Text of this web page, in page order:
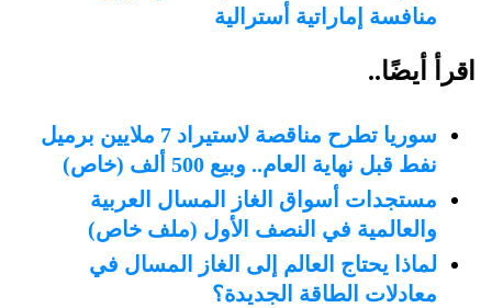
منافسة إماراتية أسترالية
اقرأ أيضًا..
سوريا تطرح مناقصة لاستيراد 7 ملايين برميل
نفط قبل نهاية العام.. وبيع 500 ألف (خاص)
مستجدات أسواق الغاز المسال العربية
والعالمية في النصف الأول (ملف خاص)
لماذا يحتاج العالم إلى الغاز المسال في
معادلات الطاقة الجديدة؟